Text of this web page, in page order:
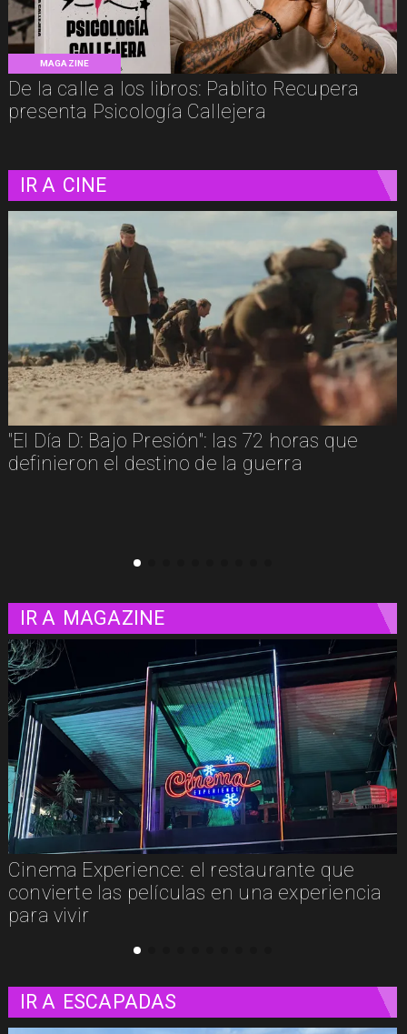
MAGAZINE
De la calle a los libros: Pablito Recupera
presenta Psicología Callejera
IR A CINE
"El Día D: Bajo Presión": las 72 horas que
definieron el destino de la guerra
IR A MAGAZINE
Cinema Experience: el restaurante que
convierte las películas en una experiencia
para vivir
IR A ESCAPADAS